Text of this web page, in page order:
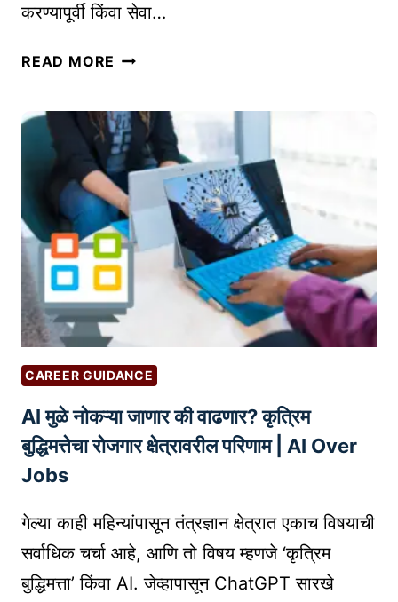
करण्यापूर्वी किंवा सेवा…
READ MORE G
G
L
E
B
U
S
I
N
E
S
S
P
R
O
:
तु
CAREER GUIDANCE
AI मुळे नोकऱ्या जाणार की वाढणार? कृत्रिम
बुद्धिमत्तेचा रोजगार क्षेत्रावरील परिणाम | AI Over
Jobs
गेल्या काही महिन्यांपासून तंत्रज्ञान क्षेत्रात एकाच विषयाची
सर्वाधिक चर्चा आहे, आणि तो विषय म्हणजे ‘कृत्रिम
बुद्धिमत्ता’ किंवा AI. जेव्हापासून ChatGPT सारखे